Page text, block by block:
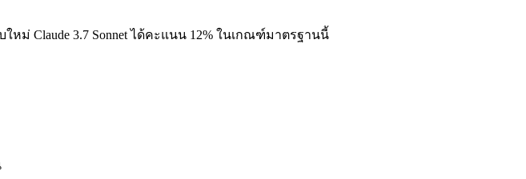
ใหม่ Claude 3.7 Sonnet ได้คะแนน 12% ในเกณฑ์มาตรฐานนี้